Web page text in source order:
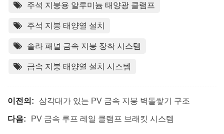
주석 지붕용 알루미늄 태양광 클램프
주석 지붕 태양열 설치
솔라 패널 금속 지붕 장착 시스템
금속 지붕 태양열 설치 시스템
이전의: 삼각대가 있는 PV 금속 지붕 벽돌쌓기 구조
다음: PV 금속 루프 레일 클램프 브래킷 시스템